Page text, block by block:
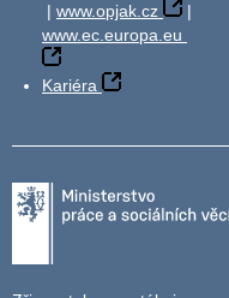
| www.opjak.cz
|
www.ec.europa.eu
Kariéra